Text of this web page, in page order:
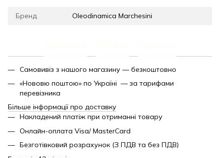
Бренд Oleodinamica Marchesini
Самовивіз з нашого магазину — безкоштовно
«Нововю поштою» по Україні — за тарифами
перевізника
Більше інформації про доставку
Накладений платіж при отриманні товару
Онлайн-оплата Visa/ MasterCard
Безготівковий розрахунок (З ПДВ та без ПДВ)